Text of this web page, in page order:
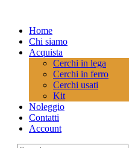
Home
Chi siamo
Acquista
Cerchi in lega
Cerchi in ferro
Cerchi usati
Kit
Noleggio
Contatti
Account